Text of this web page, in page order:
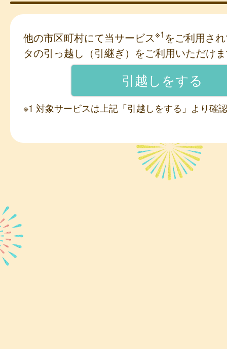
他の市区町村にて当サービス※1 をご利用さ
タの引っ越し（引継ぎ）をご利用いただけ
※1 対象サービスは上記「引越しをする」より確